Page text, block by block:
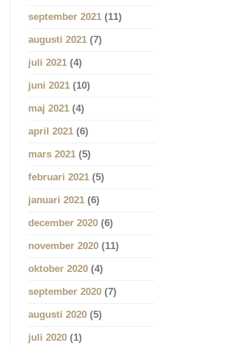
september 2021(11)
augusti 2021(7)
juli 2021(4)
juni 2021(10)
maj 2021(4)
april 2021(6)
mars 2021(5)
februari 2021(5)
januari 2021(6)
december 2020(6)
november 2020(11)
oktober 2020(4)
september 2020(7)
augusti 2020(5)
juli 2020(1)